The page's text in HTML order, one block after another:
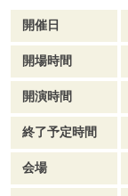
開催日
開場時間
開演時間
終了予定時間
会場